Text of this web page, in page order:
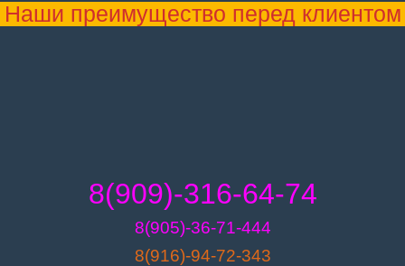
Наши преимущество перед клиентом
8(909)-316-64-74
8(905)-36-71-444
8(916)-94-72-343